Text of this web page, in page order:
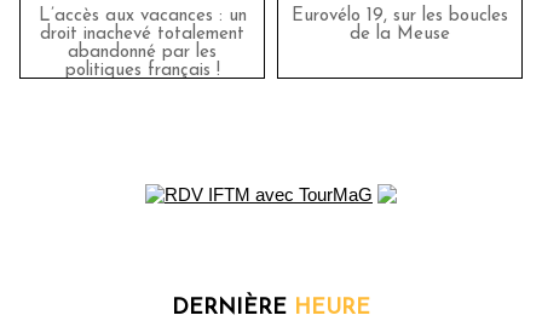
L’accès aux vacances : un
droit inachevé totalement
abandonné par les
politiques français !
Eurovélo 19, sur les boucles
de la Meuse
DERNIÈRE HEURE